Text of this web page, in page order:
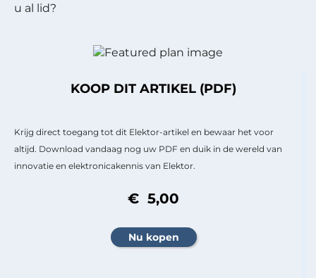
u al lid?
KOOP DIT ARTIKEL (PDF)
Krijg direct toegang tot dit Elektor-artikel en bewaar het voor
altijd. Download vandaag nog uw PDF en duik in de wereld van
innovatie en elektronicakennis van Elektor.
€ 5,00